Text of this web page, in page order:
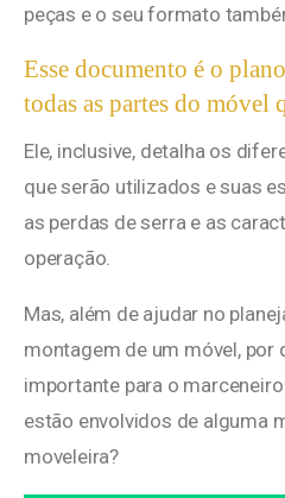
peças e o seu formato
Esse documento é o
todas as partes do móvel
Ele, inclusive, detalha os
que serão utilizados e suas
as perdas de serra e as
operação.
Mas, além de ajudar no
montagem de um móvel, por
importante para o
estão envolvidos de alguma
moveleira?